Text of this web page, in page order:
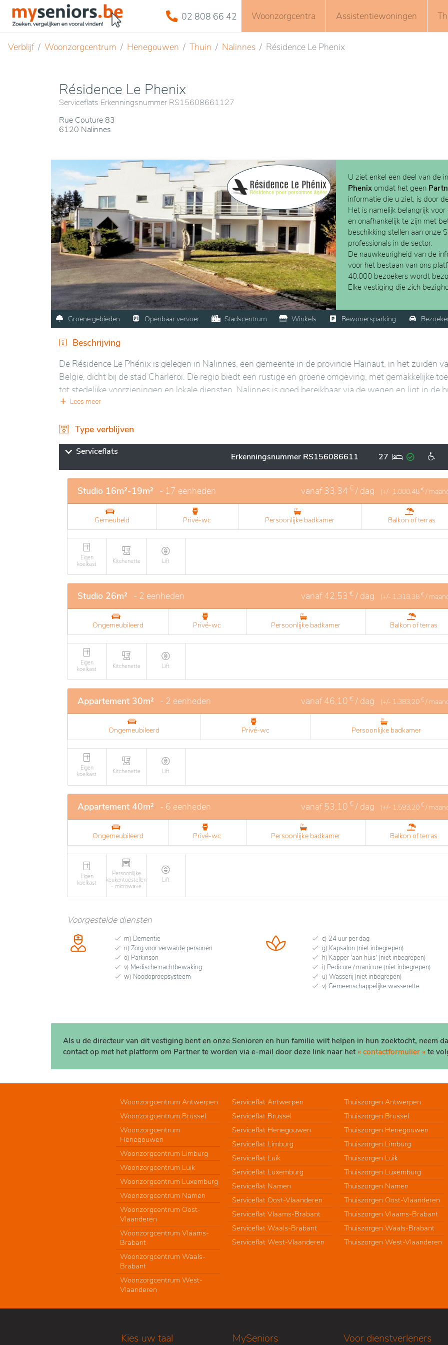
02 808 66 42 Woonzorgcentra Assistentiewoningen
Verblijf Woonzorgcentrum Henegouwen Thuin Nalinnes Résidence Le Phenix
Résidence Le Phenix
Serviceflats Erkenningsnummer RS15608661127
Rue Couture 83
6120 Nalinnes
U ziet enkel een deel van de
Phenix omdat het geen
informatie die u ziet, is door
Het is namelijk belangrijk
en onafhankelijk te zijn met
beschikking stellen aan onze
professionals in de sector.
De nauwkeurigheid van de
voor het bestaan van ons
40.000 bezoekers wordt
Elke vestiging die zich
Groene gebieden Openbaar vervoer Stadscentrum Winkels Bewonersparking
Beschrijving
De Résidence Le Phénix is gelegen in Nalinnes, een gemeente in de provincie Hainaut, in het zuiden
België, dicht bij de stad Charleroi. De regio biedt een rustige en groene omgeving, met gemakkelijke
tot stedelijke voorzieningen en lokale diensten. Nalinnes is goed bereikbaar via de wegen en ligt in de
van gezondheidszorg en winkels, terwijl het toch een rustige omgeving biedt, ver weg van de drukte
De Résidence Le Phénix is een serviceflat die een veilige en comfortabele levensomgeving biedt voor
ouderen die zelfstandig of semi-zelfstandig zijn. De residentie beschikt over gemeenschappelijke
een restaurantservice en biedt sociale en culturele activiteiten om het sociale leven van de bewoners te
bevorderen. Het is ontworpen om onafhankelijkheid te combineren met zorg, met gekwalificeerd
dat klaarstaat om in de specifieke behoeften van de bewoners te voorzien.
Lees meer
Type verblijven
Serviceflats Erkenningsnummer RS156086611 27
Studio 16m²-19m² - 17 eenheden vanaf33,34 € / dag (+/- 1.000,48 € /
Gemeubeld Privé-wc Persoonlijke badkamer Balkon of terras
Eigen
koelkast
Kitchenette Lift
Studio 26m² - 2 eenheden vanaf42,53 € / dag (+/- 1.318,38 € /
Ongemeubileerd Privé-wc Persoonlijke badkamer Balkon of terras
Eigen
koelkast
Kitchenette Lift
Appartement 30m² - 2 eenheden vanaf46,10 € / dag (+/- 1.383,20 € /
Ongemeubileerd Privé-wc Persoonlijke badkamer
Eigen
koelkast
Kitchenette Lift
Appartement 40m² - 6 eenheden vanaf 53,10 € / dag (+/- 1.593,20 € /
Ongemeubileerd Privé-wc Persoonlijke badkamer Balkon of terras
Eigen
koelkast
Persoonlijke
keukentoestellen
- microwave
Lift
Voorgestelde diensten
m) Dementie
n) Zorg voor verwarde personen
o) Parkinson
v) Medische nachtbewaking
w) Noodoproepsysteem
c) 24 uur per dag
g) Kapsalon (niet inbegrepen)
h) Kapper 'aan huis' (niet inbegrepen)
i) Pedicure / manicure (niet inbegrepen)
u) Wasserij (niet inbegrepen)
v) Gemeenschappelijke wasserette
Als u de directeur van dit vestiging bent en onze Senioren en hun familie wilt helpen in hun zoektocht, neem
contact op met het platform om Partner te worden via e-mail door deze link naar het « contactformulier » te
Woonzorgcentrum Antwerpen
Woonzorgcentrum Brussel
Woonzorgcentrum
Henegouwen
Woonzorgcentrum Limburg
Woonzorgcentrum Luik
Woonzorgcentrum Luxemburg
Woonzorgcentrum Namen
Woonzorgcentrum Oost-
Vlaanderen
Woonzorgcentrum Vlaams-
Brabant
Woonzorgcentrum Waals-
Brabant
Woonzorgcentrum West-
Vlaanderen
Serviceflat Antwerpen
Serviceflat Brussel
Serviceflat Henegouwen
Serviceflat Limburg
Serviceflat Luik
Serviceflat Luxemburg
Serviceflat Namen
Serviceflat Oost-Vlaanderen
Serviceflat Vlaams-Brabant
Serviceflat Waals-Brabant
Serviceflat West-Vlaanderen
Thuiszorgen Antwerpen
Thuiszorgen Brussel
Thuiszorgen Henegouwen
Thuiszorgen Limburg
Thuiszorgen Luik
Thuiszorgen Luxemburg
Thuiszorgen Namen
Thuiszorgen Oost-Vlaanderen
Thuiszorgen Vlaams-Brabant
Thuiszorgen Waals-Brabant
Thuiszorgen West-Vlaanderen
Kies uw taal MySeniors Voor dienstverleners